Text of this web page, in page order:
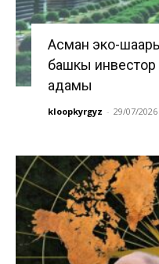
Асман эко-
башкы
адамы
kloopkyrgyz - 29/07/2026